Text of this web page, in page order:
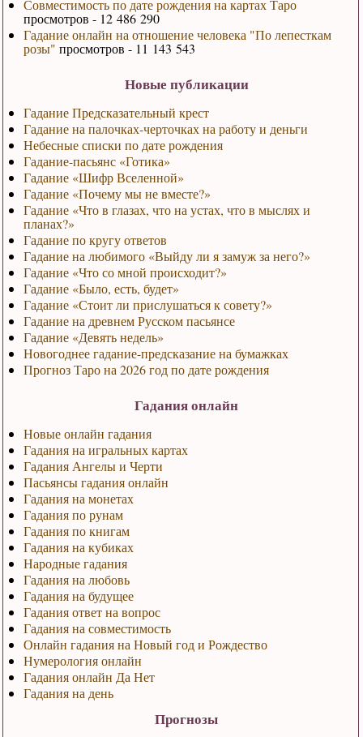
Совместимость по дате рождения на картах Таро
просмотров - 12 486 290
Гадание онлайн на отношение человека "По лепесткам
розы" просмотров - 11 143 543
Новые публикации
Гадание Предсказательный крест
Гадание на палочках-черточках на работу и деньги
Небесные списки по дате рождения
Гадание-пасьянс «Готика»
Гадание «Шифр Вселенной»
Гадание «Почему мы не вместе?»
Гадание «Что в глазах, что на устах, что в мыслях и
планах?»
Гадание по кругу ответов
Гадание на любимого «Выйду ли я замуж за него?»
Гадание «Что со мной происходит?»
Гадание «Было, есть, будет»
Гадание «Стоит ли прислушаться к совету?»
Гадание на древнем Русском пасьянсе
Гадание «Девять недель»
Новогоднее гадание-предсказание на бумажках
Прогноз Таро на 2026 год по дате рождения
Гадания онлайн
Новые онлайн гадания
Гадания на игральных картах
Гадания Ангелы и Черти
Пасьянсы гадания онлайн
Гадания на монетах
Гадания по рунам
Гадания по книгам
Гадания на кубиках
Народные гадания
Гадания на любовь
Гадания на будущее
Гадания ответ на вопрос
Гадания на совместимость
Онлайн гадания на Новый год и Рождество
Нумерология онлайн
Гадания онлайн Да Нет
Гадания на день
Прогнозы